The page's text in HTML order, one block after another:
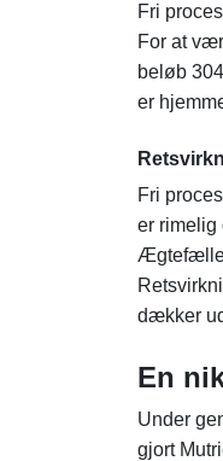
Fri
For at
beløb
er
Fri
er rimelig
dækker
En
Under
gjort